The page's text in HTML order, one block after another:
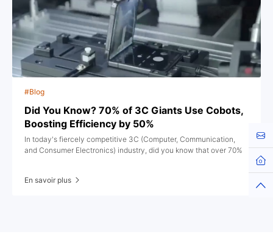
#Blog
Did You Know? 70% of 3C Giants Use Cobots,
Boosting Efficiency by 50%
In today's fiercely competitive 3C (Computer, Communication,
and Consumer Electronics) industry, did you know that over 70%
En savoir plus Top